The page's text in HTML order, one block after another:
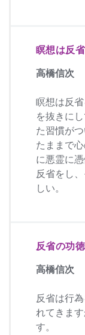
瞑想は反
高橋信次
瞑想は反
を抜きに
た習慣が
たままで
に悪霊に
反省をし
しい。
反省の功徳
高橋信次
反省は行
れてきま
す。